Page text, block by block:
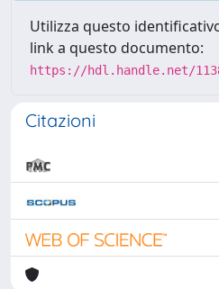
Utilizza questo
link a questo documento:
https://hdl.handle.net/
Citazioni